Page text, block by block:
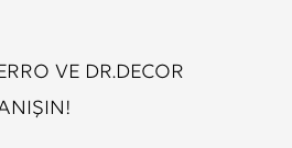
VE DR.DECOR